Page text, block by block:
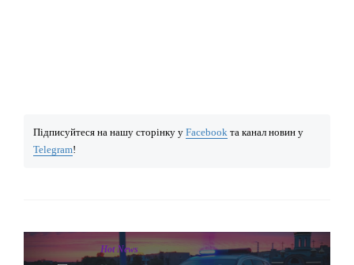
Підписуйтеся на нашу сторінку у Facebook та канал новин у
Telegram!
Hot News